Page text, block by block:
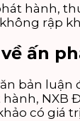
hành,
rập
ấn
bản luận
NXB
có giá